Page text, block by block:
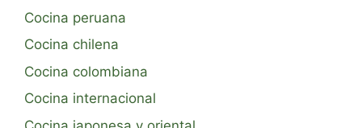
Cocina peruana
Cocina chilena
Cocina colombiana
Cocina internacional